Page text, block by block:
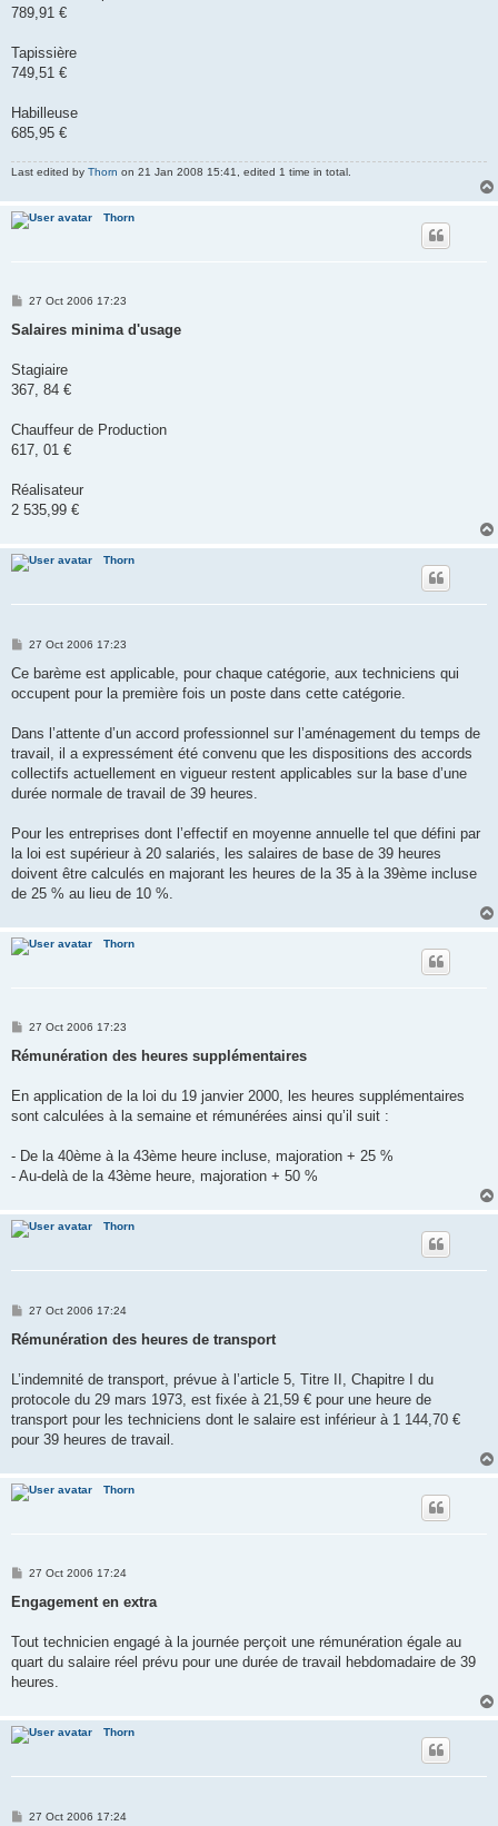
789,91 €
Tapissière
749,51 €
Habilleuse
685,95 €
Last edited by Thorn on 21 Jan 2008 15:41, edited 1 time in total.
Thorn
P
s
27 Oct 2006 17:23
Salaires minima d'usage
Stagiaire
367, 84 €
Chauffeur de Production
617, 01 €
Réalisateur
2 535,99 €
Thorn
P
s
27 Oct 2006 17:23
Ce barème est applicable, pour chaque catégorie, aux techniciens qui
occupent pour la première fois un poste dans cette catégorie.
Dans l’attente d’un accord professionnel sur l’aménagement du temps de
travail, il a expressément été convenu que les dispositions des accords
collectifs actuellement en vigueur restent applicables sur la base d’une
durée normale de travail de 39 heures.
Pour les entreprises dont l’effectif en moyenne annuelle tel que défini par
la loi est supérieur à 20 salariés, les salaires de base de 39 heures
doivent être calculés en majorant les heures de la 35 à la 39ème incluse
de 25 % au lieu de 10 %.
Thorn
P
s
27 Oct 2006 17:23
Rémunération des heures supplémentaires
En application de la loi du 19 janvier 2000, les heures supplémentaires
sont calculées à la semaine et rémunérées ainsi qu’il suit :
- De la 40ème à la 43ème heure incluse, majoration + 25 %
- Au-delà de la 43ème heure, majoration + 50 %
Thorn
P
s
27 Oct 2006 17:24
Rémunération des heures de transport
L’indemnité de transport, prévue à l’article 5, Titre II, Chapitre I du
protocole du 29 mars 1973, est fixée à 21,59 € pour une heure de
transport pour les techniciens dont le salaire est inférieur à 1 144,70 €
pour 39 heures de travail.
Thorn
P
s
27 Oct 2006 17:24
Engagement en extra
Tout technicien engagé à la journée perçoit une rémunération égale au
quart du salaire réel prévu pour une durée de travail hebdomadaire de 39
heures.
Thorn
P27 Oct 2006 17:24